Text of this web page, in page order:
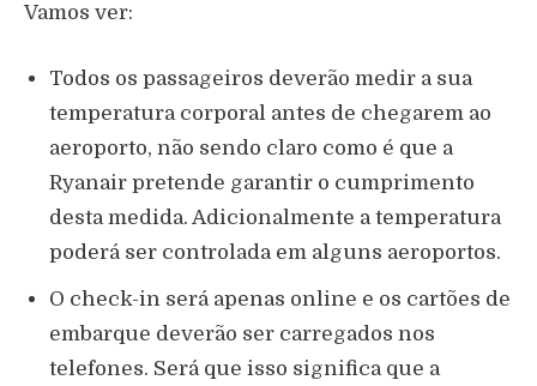
Vamos ver:
Todos os passageiros deverão medir a sua
temperatura corporal antes de chegarem ao
aeroporto, não sendo claro como é que a
Ryanair pretende garantir o cumprimento
desta medida. Adicionalmente a temperatura
poderá ser controlada em alguns aeroportos.
O check-in será apenas online e os cartões de
embarque deverão ser carregados nos
telefones. Será que isso significa que a